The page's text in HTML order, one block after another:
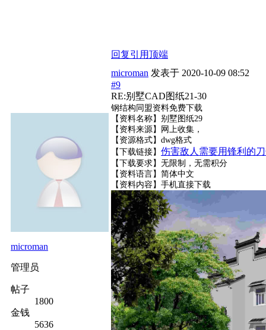
回复引用顶端
microman
管理员
帖子
1800
金钱
5636
microman 发表于 2020-10-09 08:52
#9
RE:别墅CAD图纸21-30
钢结构同盟资料免费下载
【资料名称】别墅图纸29
【资料来源】网上收集，
【资源格式】dwg格式
【下载链接】 伤害敌人需要用锋利的
【下载要求】无限制，无需积分
【资料语言】简体中文
【资料内容】 手机直接下载